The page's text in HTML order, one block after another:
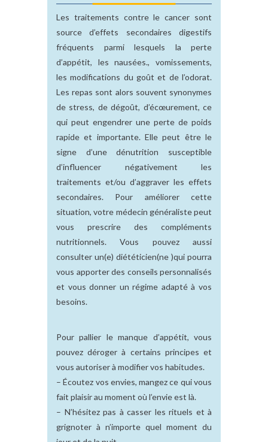
Les traitements contre le cancer sont
source d’effets secondaires digestifs
fréquents parmi lesquels la perte
d’appétit, les nausées., vomissements,
les modifications du goût et de l’odorat.
Les repas sont alors souvent synonymes
de stress, de dégoût, d’écœurement, ce
qui peut engendrer une perte de poids
rapide et importante. Elle peut être le
signe d’une dénutrition susceptible
d’influencer négativement les
traitements et/ou d’aggraver les effets
secondaires. Pour améliorer cette
situation, votre médecin généraliste peut
vous prescrire des compléments
nutritionnels. Vous pouvez aussi
consulter un(e) diététicien(ne )qui pourra
vous apporter des conseils personnalisés
et vous donner un régime adapté à vos
besoins.
Pour pallier le manque d’appétit, vous
pouvez déroger à certains principes et
vous autoriser à modifier vos habitudes.
– Écoutez vos envies, mangez ce qui vous
fait plaisir au moment où l’envie est là.
– N’hésitez pas à casser les rituels et à
grignoter à n’importe quel moment du